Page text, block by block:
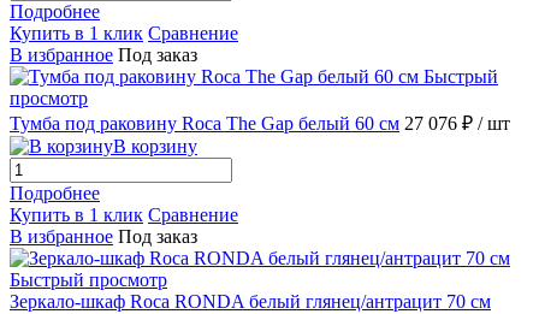
Подробнее
Купить в 1 клик Сравнение
В избранное Под заказ
Быстрый
просмотр
Тумба под раковину Roca The Gap белый 60 см 27 076 ₽ / шт
В корзину
Подробнее
Купить в 1 клик Сравнение
В избранное Под заказ
Быстрый просмотр
Зеркало-шкаф Roca RONDA белый глянец/антрацит 70 см